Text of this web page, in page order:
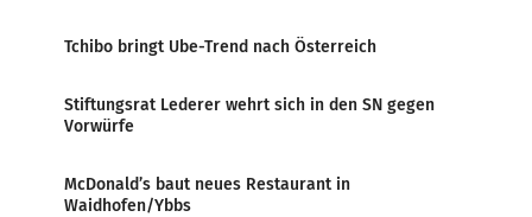
Tchibo bringt Ube-Trend nach Österreich
Stiftungsrat Lederer wehrt sich in den SN gegen
Vorwürfe
McDonald’s baut neues Restaurant in
Waidhofen/Ybbs